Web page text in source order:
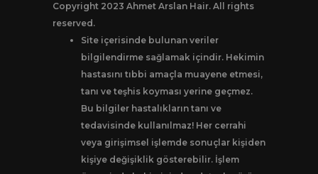
Copyright 2023 Ahmet Arslan Hair. All rights
reserved.
Site içerisinde bulunan veriler
bilgilendirme sağlamak içindir. Hekimin
hastasını tıbbi amaçla muayene etmesi,
tanı ve teşhis koyması yerine geçmez.
Bu bilgiler hastalıkların tanı ve
tedavisinde kullanılmaz! Her cerrahi
veya girişimsel işlemde sonuçlar kişiden
kişiye değişiklik gösterebilir. İşlem